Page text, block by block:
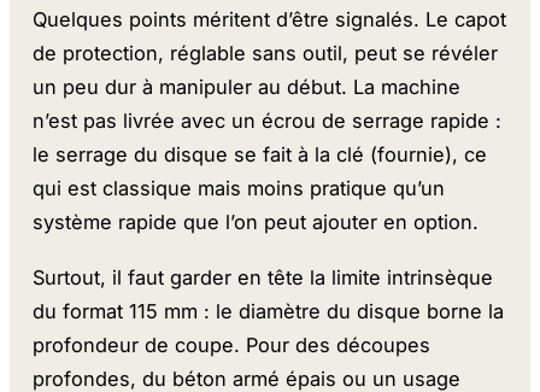
Quelques points méritent d’être signalés. Le capot
de protection, réglable sans outil, peut se révéler
un peu dur à manipuler au début. La machine
n’est pas livrée avec un écrou de serrage rapide :
le serrage du disque se fait à la clé (fournie), ce
qui est classique mais moins pratique qu’un
système rapide que l’on peut ajouter en option.
Surtout, il faut garder en tête la limite intrinsèque
du format 115 mm : le diamètre du disque borne la
profondeur de coupe. Pour des découpes
profondes, du béton armé épais ou un usage